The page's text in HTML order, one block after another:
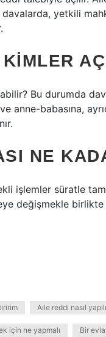
yetkili
Bu durumda
anne-babasına,
NE
işlemler süratle
değişmekle
Aile reddi nasıl
için ne yapmalı Bir